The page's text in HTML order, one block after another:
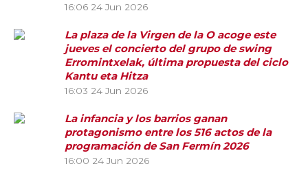
16:06 24 Jun 2026
La plaza de la Virgen de la O acoge este
jueves el concierto del grupo de swing
Erromintxelak, última propuesta del ciclo
Kantu eta Hitza
16:03 24 Jun 2026
La infancia y los barrios ganan
protagonismo entre los 516 actos de la
programación de San Fermín 2026
16:00 24 Jun 2026